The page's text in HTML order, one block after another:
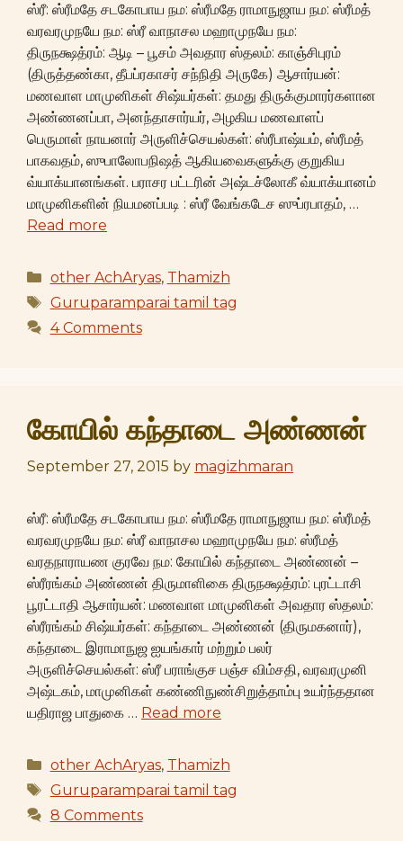
ஸ்ரீ: ஸ்ரீமதே சடகோபாய நம: ஸ்ரீமதே ராமாநுஜாய நம: ஸ்ரீமத்
வரவரமுநயே நம: ஸ்ரீ வாநாசல மஹாமுநயே நம:
திருநக்ஷத்ரம்: ஆடி – பூசம் அவதார ஸ்தலம்: காஞ்சிபுரம்
(திருத்தண்கா, தீபப்ரகாசர் சந்நிதி அருகே) ஆசார்யன்:
மணவாள மாமுனிகள் சிஷ்யர்கள்: தமது திருக்குமாரர்களான
அண்ணனப்பா, அனந்தாசார்யர், அழகிய மணவாளப்
பெருமாள் நாயனார் அருளிச்செயல்கள்: ஸ்ரீபாஷ்யம், ஸ்ரீமத்
பாகவதம், ஸுபாலோபநிஷத் ஆகியவைகளுக்கு குறுகிய
வ்யாக்யானங்கள். பராசர பட்டரின் அஷ்டச்லோகீ வ்யாக்யானம்
மாமுனிகளின் நியமனப்படி : ஸ்ரீ வேங்கடேச ஸுப்ரபாதம், …
Read more
Categories
other AchAryas, Thamizh
Tags
Guruparamparai tamil tag
4 Comments
கோயில் கந்தாடை அண்ணன்
September 27, 2015 by magizhmaran
ஸ்ரீ: ஸ்ரீமதே சடகோபாய நம: ஸ்ரீமதே ராமாநுஜாய நம: ஸ்ரீமத்
வரவரமுநயே நம: ஸ்ரீ வாநாசல மஹாமுநயே நம: ஸ்ரீமத்
வரதநாராயண குரவே நம: கோயில் கந்தாடை அண்ணன் –
ஸ்ரீரங்கம் அண்ணன் திருமாளிகை திருநக்ஷத்ரம்: புரட்டாசி
பூரட்டாதி ஆசார்யன்: மணவாள மாமுனிகள் அவதார ஸ்தலம்:
ஸ்ரீரங்கம் சிஷ்யர்கள்: கந்தாடை அண்ணன் (திருமகனார்),
கந்தாடை இராமாநுஜ ஐயங்கார் மற்றும் பலர்
அருளிச்செயல்கள்: ஸ்ரீ பராங்குச பஞ்ச விம்சதி, வரவரமுனி
அஷ்டகம், மாமுனிகள் கண்ணிநுண்சிறுத்தாம்பு உயர்ந்ததான
யதிராஜ பாதுகை … Read more
Categories
other AchAryas, Thamizh
Tags
Guruparamparai tamil tag
8 Comments